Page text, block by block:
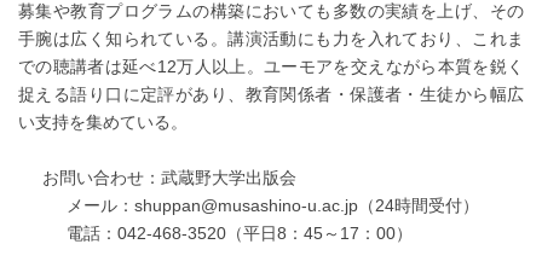
募集や教育プログラムの構築においても多数の実績を上げ、その
手腕は広く知られている。講演活動にも力を入れており、これま
での聴講者は延べ12万人以上。ユーモアを交えながら本質を鋭く
捉える語り口に定評があり、教育関係者・保護者・生徒から幅広
い支持を集めている。
お問い合わせ：武蔵野大学出版会
メール：shuppan@musashino-u.ac.jp（24時間受付）
電話：042-468-3520（平日8：45～17：00）